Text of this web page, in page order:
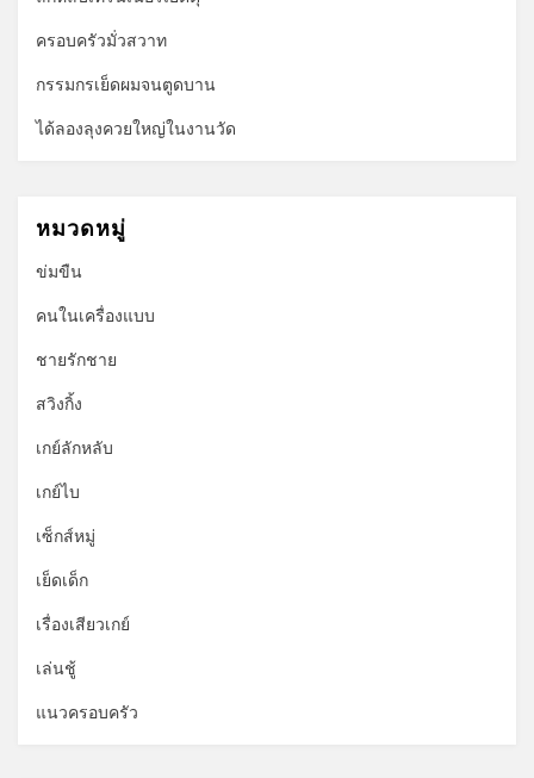
ครอบครัวมั่วสวาท
กรรมกรเย็ดผมจนตูดบาน
ได้ลองลุงควยใหญ่ในงานวัด
หมวดหมู่
ข่มขืน
คนในเครื่องแบบ
ชายรักชาย
สวิงกิ้ง
เกย์ลักหลับ
เกย์ไบ
เซ็กส์หมู่
เย็ดเด็ก
เรื่องเสียวเกย์
เล่นชู้
แนวครอบครัว